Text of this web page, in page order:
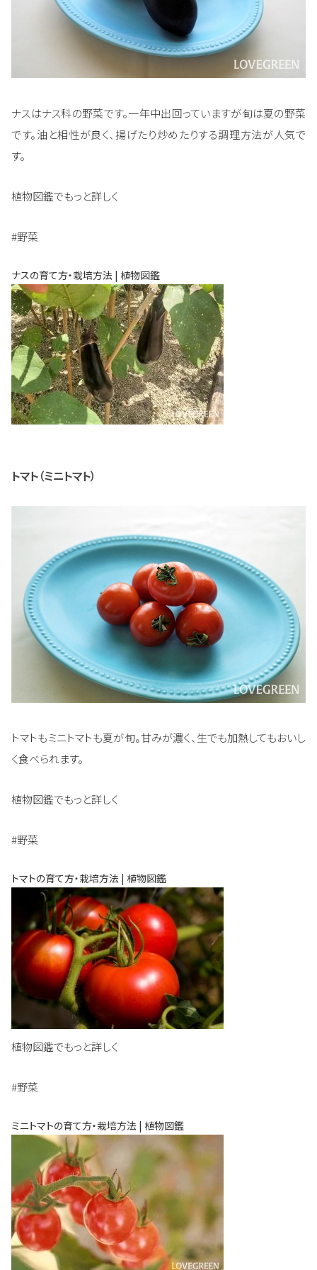
ナスはナス科の野菜です。一年中出回っていますが旬は夏の野菜
です。油と相性が良く、揚げたり炒めたりする調理方法が人気で
す。
植物図鑑でもっと詳しく
#野菜
ナスの育て方・栽培方法 | 植物図鑑
トマト（ミニトマト）
トマトもミニトマトも夏が旬。甘みが濃く、生でも加熱してもおいし
く食べられます。
植物図鑑でもっと詳しく
#野菜
トマトの育て方・栽培方法 | 植物図鑑
植物図鑑でもっと詳しく
#野菜
ミニトマトの育て方・栽培方法 | 植物図鑑